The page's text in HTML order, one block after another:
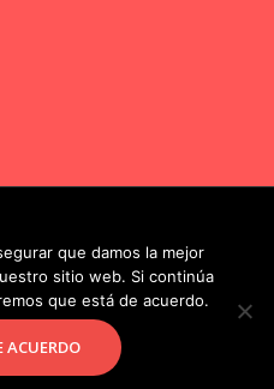
| Frikitos
Instagram
que damos la mejor
sitio web. Si continúa
que está de acuerdo.
ACUERDO